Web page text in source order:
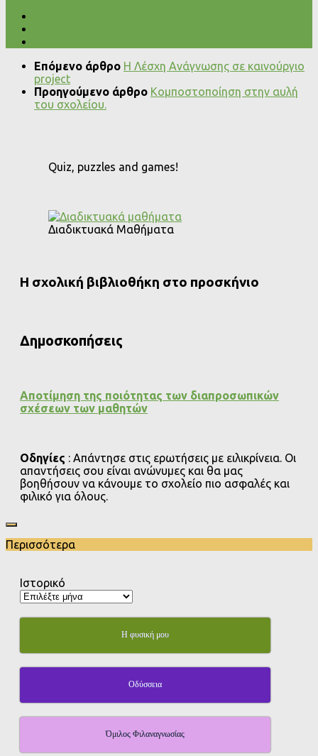
Επόμενο άρθρο Η Λέσχη Ανάγνωσης σε καινούργιο
project
Προηγούμενο άρθρο Κομποστοποίηση στην αυλή
του σχολείου.
Quiz, puzzles and games!
Διαδικτυακά Μαθήματα
Η σχολική βιβλιοθήκη στο προσκήνιο
Δημοσκοπήσεις
Αποτίμηση της ποιότητας των διαπροσωπικών
σχέσεων των μαθητών
Οδηγίες : Απάντησε στις ερωτήσεις με ειλικρίνεια. Οι
απαντήσεις σου είναι ανώνυμες και θα μας
βοηθήσουν να κάνουμε το σχολείο πιο ασφαλές και
φιλικό για όλους.
Περισσότερα
Ιστορικό
Η φυσική μου
Οδύσσεια
Όμιλος Φιλαναγνωσίας